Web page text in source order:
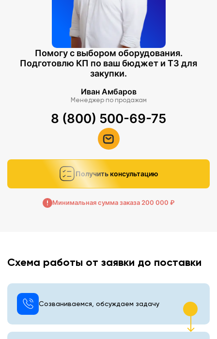
Помогу с выбором оборудования.
Подготовлю КП по ваш бюджет и ТЗ для
закупки.
Иван Амбаров
Менеджер по продажам
8 (800) 500-69-75
Получить консультацию
Минимальная сумма заказа 200 000 ₽
Схема работы от заявки до поставки
Созваниваемся, обсуждаем задачу